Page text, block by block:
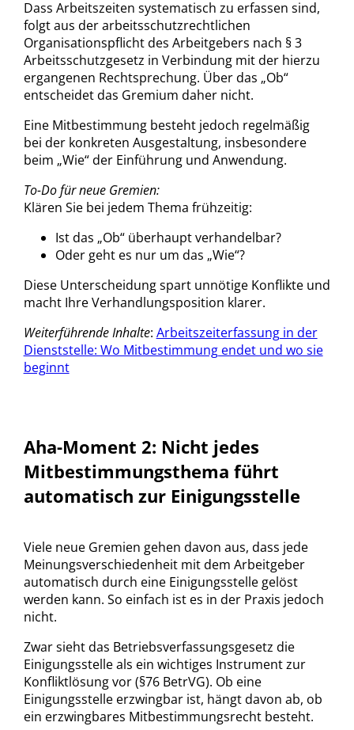
Dass Arbeitszeiten systematisch zu erfassen sind,
folgt aus der arbeitsschutzrechtlichen
Organisationspflicht des Arbeitgebers nach § 3
Arbeitsschutzgesetz in Verbindung mit der hierzu
ergangenen Rechtsprechung. Über das „Ob“
entscheidet das Gremium daher nicht.
Eine Mitbestimmung besteht jedoch regelmäßig
bei der konkreten Ausgestaltung, insbesondere
beim „Wie“ der Einführung und Anwendung.
To-Do für neue Gremien:
Klären Sie bei jedem Thema frühzeitig:
Ist das „Ob“ überhaupt verhandelbar?
Oder geht es nur um das „Wie“?
Diese Unterscheidung spart unnötige Konflikte und
macht Ihre Verhandlungsposition klarer.
Weiterführende Inhalte: Arbeitszeiterfassung in der
Dienststelle: Wo Mitbestimmung endet und wo sie
beginnt
Aha-Moment 2: Nicht jedes
Mitbestimmungsthema führt
automatisch zur Einigungsstelle
Viele neue Gremien gehen davon aus, dass jede
Meinungsverschiedenheit mit dem Arbeitgeber
automatisch durch eine Einigungsstelle gelöst
werden kann. So einfach ist es in der Praxis jedoch
nicht.
Zwar sieht das Betriebsverfassungsgesetz die
Einigungsstelle als ein wichtiges Instrument zur
Konfliktlösung vor (§76 BetrVG). Ob eine
Einigungsstelle erzwingbar ist, hängt davon ab, ob
ein erzwingbares Mitbestimmungsrecht besteht.